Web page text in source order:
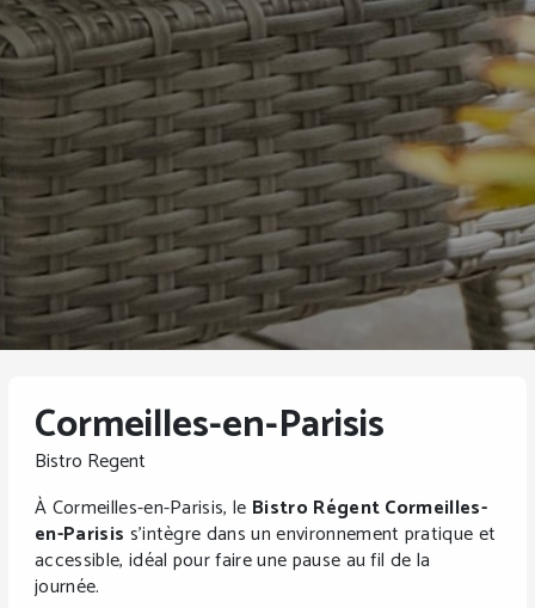
Cormeilles-en-Parisis
Bistro Regent
À Cormeilles-en-Parisis, le Bistro Régent Cormeilles-
en-Parisis s’intègre dans un environnement pratique et
accessible, idéal pour faire une pause au fil de la
journée.